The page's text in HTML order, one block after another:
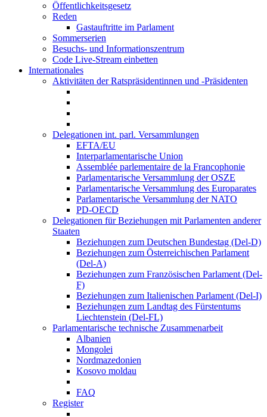
Öffentlichkeitsgesetz
Reden
Gastauftritte im Parlament
Sommerserien
Besuchs- und Informationszentrum
Code Live-Stream einbetten
Internationales
Aktivitäten der Ratspräsidentinnen und -Präsidenten
Delegationen int. parl. Versammlungen
EFTA/EU
Interparlamentarische Union
Assemblée parlementaire de la Francophonie
Parlamentarische Versammlung der OSZE
Parlamentarische Versammlung des Europarates
Parlamentarische Versammlung der NATO
PD-OECD
Delegationen für Beziehungen mit Parlamenten anderer
Staaten
Beziehungen zum Deutschen Bundestag (Del-D)
Beziehungen zum Österreichischen Parlament
(Del-A)
Beziehungen zum Französischen Parlament (Del-
F)
Beziehungen zum Italienischen Parlament (Del-I)
Beziehungen zum Landtag des Fürstentums
Liechtenstein (Del-FL)
Parlamentarische technische Zusammenarbeit
Albanien
Mongolei
Nordmazedonien
Kosovo moldau
FAQ
Register